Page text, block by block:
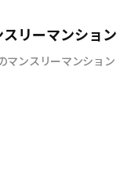
の住み心地と健康
居者満足度97％！
リーマンション
マンスリーマンション